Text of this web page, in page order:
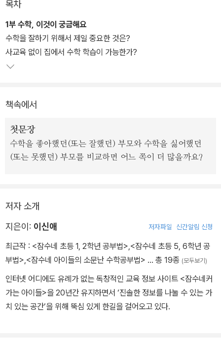
특히, 2017년도 수학능력평가에서 수학 난이도가 상향조정되고, 20
18년 대학입시에서도 깊이 있는 사고를 판단하고자 고난도 문항과
문제에 대한 응용력을 확인하는 신 유형이 다수 출제될 것으로 예측
되어 수학실력을 확실하게 다지고 싶은 학부모들의 열망은 더욱 커지
고 있다. 범람하는 사교육 경쟁 속에서 《잠수네 수학공부법》을 통해
목차
1부 수학, 이것이 궁금해요
수학을 잘하기 위해서 제일 중요한 것은?
사교육 없이 집에서 수학 학습이 가능한가?
책속에서
첫문장
수학을 좋아했던(또는 잘했던) 부모와 수학을 싫어했던
(또는 못했던) 부모를 비교하면 어느 쪽이 더 많을까요?
저자 소개
지은이: 이신애 저자파일 신간알림 신청
최근작 : <잠수네 초등 1, 2학년 공부법>,<잠수네 초등 5, 6학년 공
부법>,<잠수네 아이들의 소문난 수학공부법> … 총 19종 (모두보기)
인터넷 어디에도 유례가 없는 독창적인 교육 정보 사이트 <잠수네커
가는 아이들>을 20년간 유지하면서 ‘진솔한 정보를 나눌 수 있는 가
치 있는 공간’을 위해 뚝심 있게 한길을 걸어오고 있다.